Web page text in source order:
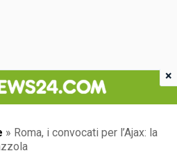
» Roma, i convocati per l’Ajax: la
×